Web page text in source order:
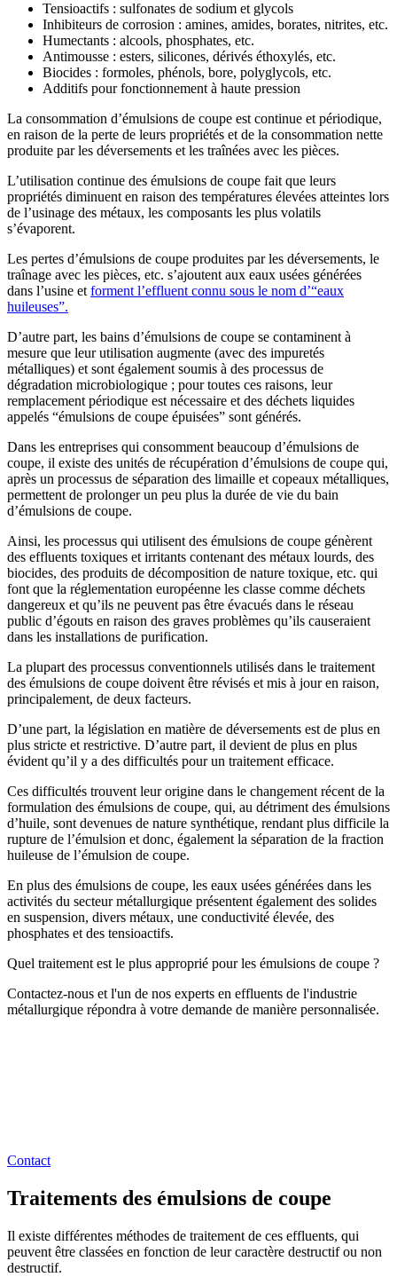
Tensioactifs : sulfonates de sodium et glycols
Inhibiteurs de corrosion : amines, amides, borates, nitrites, etc.
Humectants : alcools, phosphates, etc.
Antimousse : esters, silicones, dérivés éthoxylés, etc.
Biocides : formoles, phénols, bore, polyglycols, etc.
Additifs pour fonctionnement à haute pression
La consommation d’émulsions de coupe est continue et périodique,
en raison de la perte de leurs propriétés et de la consommation nette
produite par les déversements et les traînées avec les pièces.
L’utilisation continue des émulsions de coupe fait que leurs
propriétés diminuent en raison des températures élevées atteintes lors
de l’usinage des métaux, les composants les plus volatils
s’évaporent.
Les pertes d’émulsions de coupe produites par les déversements, le
traînage avec les pièces, etc. s’ajoutent aux eaux usées générées
dans l’usine et forment l’effluent connu sous le nom d’“eaux
huileuses”.
D’autre part, les bains d’émulsions de coupe se contaminent à
mesure que leur utilisation augmente (avec des impuretés
métalliques) et sont également soumis à des processus de
dégradation microbiologique ; pour toutes ces raisons, leur
remplacement périodique est nécessaire et des déchets liquides
appelés “émulsions de coupe épuisées” sont générés.
Dans les entreprises qui consomment beaucoup d’émulsions de
coupe, il existe des unités de récupération d’émulsions de coupe qui,
après un processus de séparation des limaille et copeaux métalliques,
permettent de prolonger un peu plus la durée de vie du bain
d’émulsions de coupe.
Ainsi, les processus qui utilisent des émulsions de coupe génèrent
des effluents toxiques et irritants contenant des métaux lourds, des
biocides, des produits de décomposition de nature toxique, etc. qui
font que la réglementation européenne les classe comme déchets
dangereux et qu’ils ne peuvent pas être évacués dans le réseau
public d’égouts en raison des graves problèmes qu’ils causeraient
dans les installations de purification.
La plupart des processus conventionnels utilisés dans le traitement
des émulsions de coupe doivent être révisés et mis à jour en raison,
principalement, de deux facteurs.
D’une part, la législation en matière de déversements est de plus en
plus stricte et restrictive. D’autre part, il devient de plus en plus
évident qu’il y a des difficultés pour un traitement efficace.
Ces difficultés trouvent leur origine dans le changement récent de la
formulation des émulsions de coupe, qui, au détriment des émulsions
d’huile, sont devenues de nature synthétique, rendant plus difficile la
rupture de l’émulsion et donc, également la séparation de la fraction
huileuse de l’émulsion de coupe.
En plus des émulsions de coupe, les eaux usées générées dans les
activités du secteur métallurgique présentent également des solides
en suspension, divers métaux, une conductivité élevée, des
phosphates et des tensioactifs.
Quel traitement est le plus approprié pour les émulsions de coupe ?
Contactez-nous et l'un de nos experts en effluents de l'industrie
métallurgique répondra à votre demande de manière personnalisée.
Contact
Traitements des émulsions de coupe
Il existe différentes méthodes de traitement de ces effluents, qui
peuvent être classées en fonction de leur caractère destructif ou non
destructif.